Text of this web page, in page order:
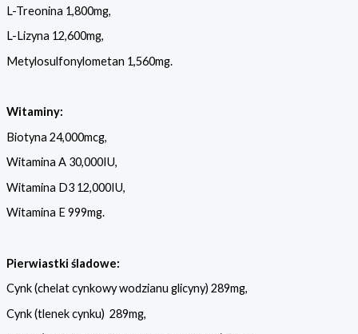
L-Treonina 1,800mg,
L-Lizyna 12,600mg,
Metylosulfonylometan 1,560mg.
Witaminy:
Biotyna 24,000mcg,
Witamina A 30,000IU,
Witamina D3 12,000IU,
Witamina E 999mg.
Pierwiastki śladowe:
Cynk (chelat cynkowy wodzianu glicyny) 289mg,
Cynk (tlenek cynku) 289mg,